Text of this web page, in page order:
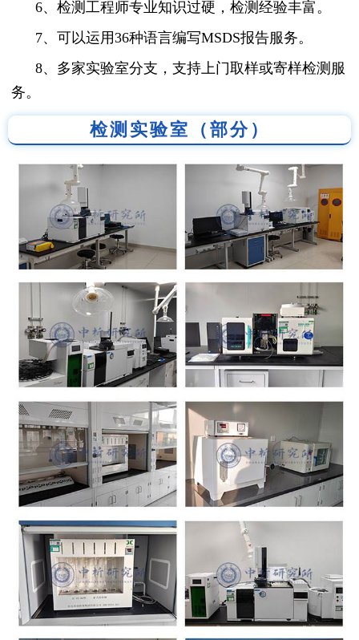
6、检测工程师专业知识过硬，检测经验丰富。
7、可以运用36种语言编写MSDS报告服务。
8、多家实验室分支，支持上门取样或寄样检测服
务。
检测实验室（部分）